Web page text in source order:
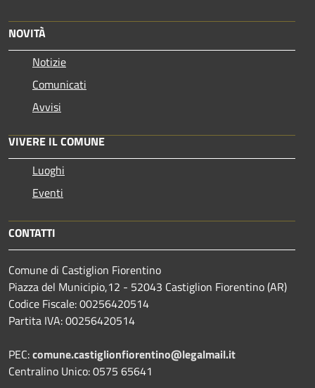
NOVITÀ
Notizie
Comunicati
Avvisi
VIVERE IL COMUNE
Luoghi
Eventi
CONTATTI
Comune di Castiglion Fiorentino
Piazza del Municipio,12 - 52043 Castiglion Fiorentino (AR)
Codice Fiscale: 00256420514
Partita IVA: 00256420514
PEC:comune.castiglionfiorentino@legalmail.it
Centralino Unico: 0575 65641